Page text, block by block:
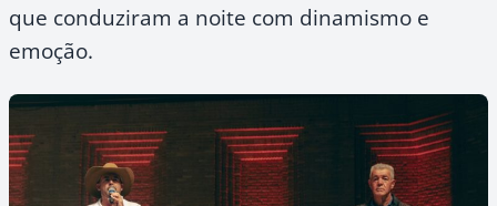
que conduziram a noite com dinamismo e
emoção.